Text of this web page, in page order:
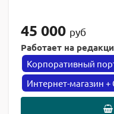
45 000 руб
Работает на
Корпоративный
Интернет-магазин +